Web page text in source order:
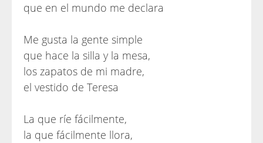
que en el mundo me declara
Me gusta la gente simple
que hace la silla y la mesa,
los zapatos de mi madre,
el vestido de Teresa
La que ríe fácilmente,
la que fácilmente llora,